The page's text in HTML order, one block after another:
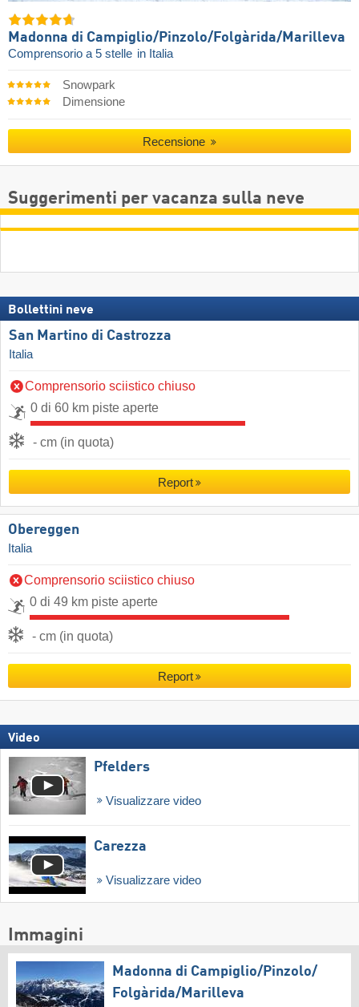
Madonna di Campiglio/​Pinzolo/​Folgàrida/​Marilleva
Comprensorio a 5 stelle in Italia
Snowpark
Dimensione
Recensione
Suggerimenti per vacanza sulla neve
Bollettini neve
San Martino di Castrozza
Italia
Comprensorio sciistico chiuso
0 di 60 km piste aperte
- cm (in quota)
Report
Obereggen
Italia
Comprensorio sciistico chiuso
0 di 49 km piste aperte
- cm (in quota)
Report
Video
Pfelders
Visualizzare video
Carezza
Visualizzare video
Immagini
Madonna di Campiglio/​Pinzolo/​
Folgàrida/​Marilleva